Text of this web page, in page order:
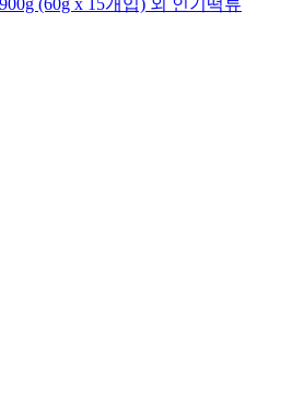
(60g x 15개입) 외 인기떡류